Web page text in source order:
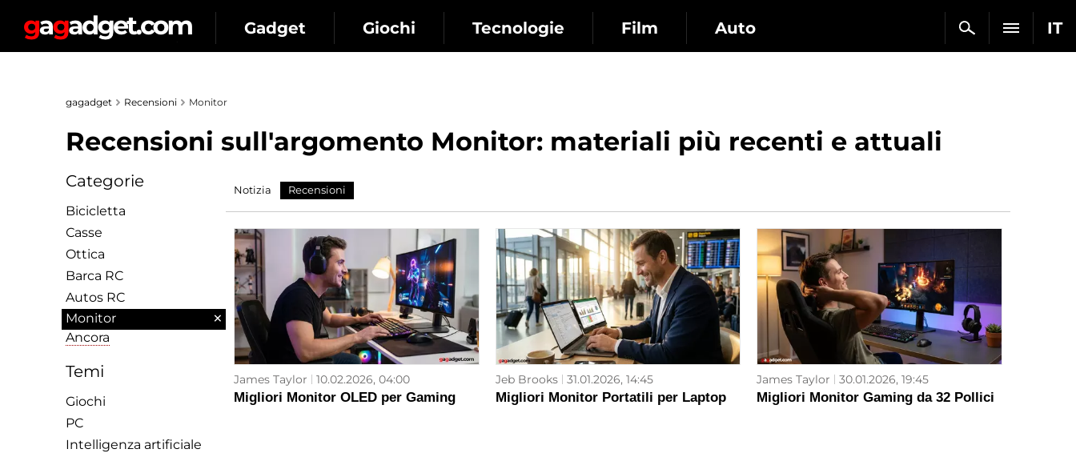
IT
Gadget Giochi Tecnologie Film Auto
gagadget Recensioni Monitor
Recensioni sull'argomento Monitor: materiali più recenti e attuali
Notizia Recensioni
James Taylor 10.02.2026, 04:00
Migliori Monitor OLED per Gaming
Jeb Brooks 31.01.2026, 14:45
Migliori Monitor Portatili per Laptop
James Taylor 30.01.2026, 19:45
Migliori Monitor Gaming da 32 Pollici
Categorie
Bicicletta
Сasse
Ottica
Barca RC
Autos RC
Monitor
×
Ancora
Temi
Giochi
PC
Intelligenza artificiale